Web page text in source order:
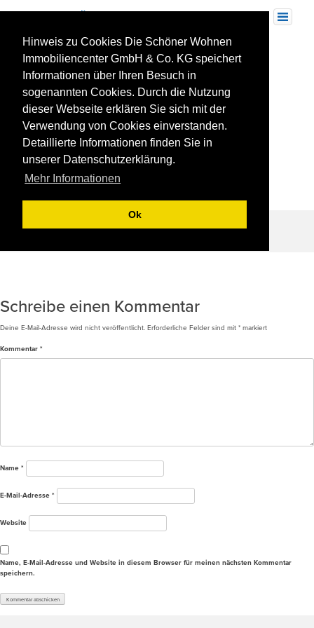
Hinweis zu Cookies Die Schöner Wohnen
Immobiliencenter GmbH & Co. KG speichert
Informationen über Ihren Besuch in
sogenannten Cookies. Durch die Nutzung
dieser Webseite erklären Sie sich mit der
Verwendung von Cookies einverstanden.
Detaillierte Informationen finden Sie in
unserer Datenschutzerklärung.
Mehr Informationen
Ok
Toggle
navigation
Illu Sachsenheim Jahnstraße – Kopie
Schreibe einen Kommentar
Deine E-Mail-Adresse wird nicht veröffentlicht. Erforderliche Felder sind mit * markiert
Kommentar *
Name *
E-Mail-Adresse *
Website
Name, E-Mail-Adresse und Website in diesem Browser für meinen nächsten Kommentar
speichern.